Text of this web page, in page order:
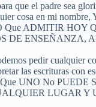
que el padre sea
cosa en mi
Que ADMITIR HOY
DE ENSEÑANZA,
pedir cualquier
las escrituras con
UNO No PUEDE
LUGAR Y